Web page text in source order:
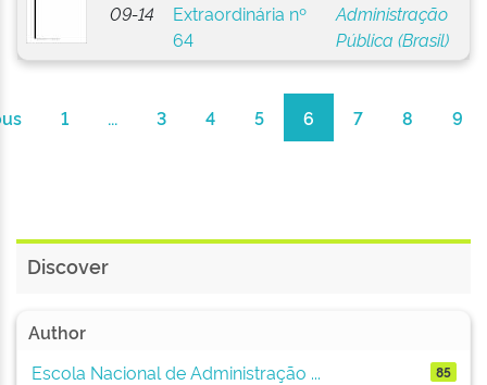
09-14
Extraordinária nº
64
Administração
Pública (Brasil)
1 ... 3 4 5 6 7 8 9
Discover
Author
Escola Nacional de Administração ...
85